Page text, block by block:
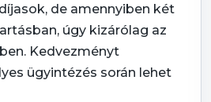
de amennyiben két
úgy kizárólag az
Kedvezményt
ügyintézés során lehet